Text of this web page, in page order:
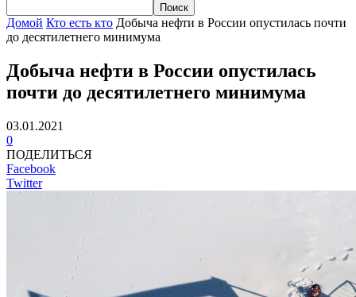
Домой Кто есть кто Добыча нефти в России опустилась почти
до десятилетнего минимума
Добыча нефти в России опустилась
почти до десятилетнего минимума
03.01.2021
0
ПОДЕЛИТЬСЯ
Facebook
Twitter